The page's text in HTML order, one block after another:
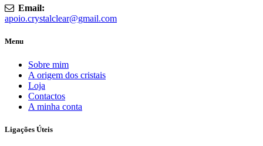
Email:
apoio.crystalclear@gmail.com
Menu
Sobre mim
A origem dos cristais
Loja
Contactos
A minha conta
Ligações Úteis